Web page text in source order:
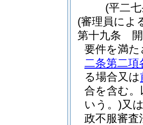
(平二
(審理員によ
第十九条
要件を満
二条第二項
る場合又は
合を含む。
いう。)又
政不服審査